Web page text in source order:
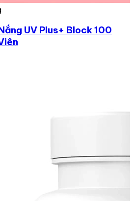
UV Plus+ Block 100